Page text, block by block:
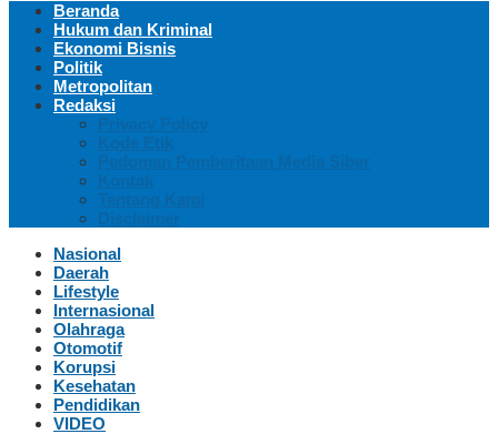
Beranda
Hukum dan Kriminal
Ekonomi Bisnis
Politik
Metropolitan
Redaksi
Privacy Policy
Kode Etik
Pedoman Pemberitaan Media Siber
Kontak
Tentang Kami
Disclaimer
Nasional
Daerah
Lifestyle
Internasional
Olahraga
Otomotif
Korupsi
Kesehatan
Pendidikan
VIDEO